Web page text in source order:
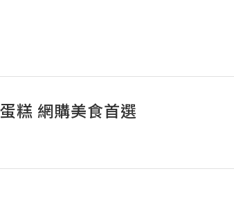
糕 網購美食首選